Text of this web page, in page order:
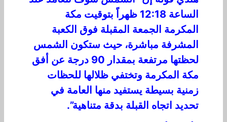
الساعة 12:18 ظهراً بتوقيت مكة
المكرمة الجمعة المقبلة فوق الكعبة
المشرفة مباشرة، حيث ستكون الشمس
لحظتها مرتفعة بمقدار 90 درجة عن أفق
مكة المكرمة وتختفي ظلالها للحظات
زمنية بسيطة يستفيد منها العامة في
تحديد اتجاه القبلة بدقة متناهية”.